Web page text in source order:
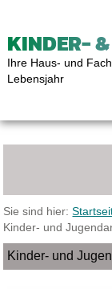
KINDER-
Ihre Haus- und
Lebensjahr
Sie sind hier:
Kinder- und
Kinder- und